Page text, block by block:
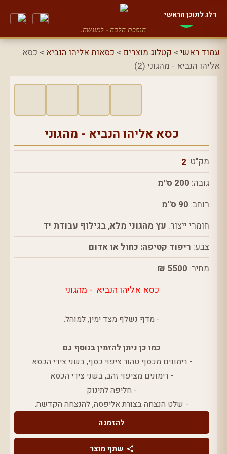
דלג לתוכן הראשי
הופכת הלכה - למעשה.
עמוד ראשי > קטלוג מוצרים > כסאות אליהו הנביא > כסא
אליהו הנביא - מהגוני (2)
כסא אליהו הנביא - מהגוני
מק"ט: 2
גובה: 200 ס"מ
רוחב: 90 ס"מ
חומרי ייצור: עץ מהגוני מלא, בגילוף עבודת יד
צבע: ריפוד קטיפה: כחול או אדום
מחיר: 5500 ₪
כסא אליהו הנביא - מהגוני
- מדף נשלף מצד ימין, למוהל.
כמו כן ניתן להזמין בנוסף גם
- רימונים מכסף טהור ציפוי כסף, בשני צידי הכסא
- רימונים מציפוי זהב, בשני צידי הכסא
- חליפה לתינוק
- שלט הנצחה בצורת אליפסה, להנצחה הקדשה.
להזמנה
שתף מוצר